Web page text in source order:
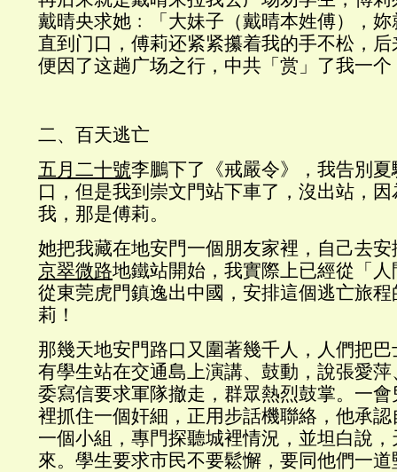
戴晴央求她﹕「大妹子（戴晴本姓傅），
直到门口，傅莉还紧紧攥着我的手不松，
便因了这趟广场之行，中共「赏」了我一
二、百天逃亡
五月二十號李鵬下了《戒嚴令》，我告別
口，但是我到崇文門站下車了，沒出站，
我，那是傅莉。
她把我藏在地安門一個朋友家裡，自己去
京翠微路地鐵站開始，我實際上已經從「
從東莞虎門鎮逸出中國，安排這個逃亡旅
莉！
那幾天地安門路口又圍著幾千人，人們把
有學生站在交通島上演講、鼓動，說張愛
委寫信要求軍隊撤走，群眾熱烈鼓掌。一
裡抓住一個奸細，正用步話機聯絡，他承
一個小組，專門探聽城裡情況，並坦白說
來。學生要求市民不要鬆懈，要同他們一